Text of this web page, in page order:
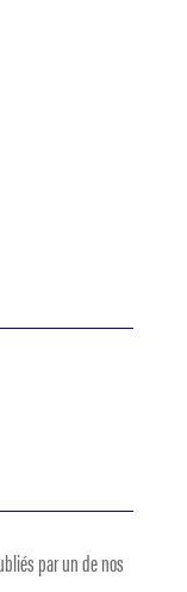
par un de nos